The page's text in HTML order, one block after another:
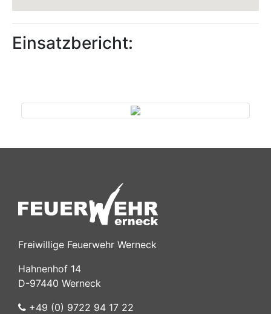
Einsatzbericht:
Previous Next
Freiwillige Feuerwehr Werneck
Hahnenhof 14
D-97440 Werneck
+49 (0) 9722 94 17 22